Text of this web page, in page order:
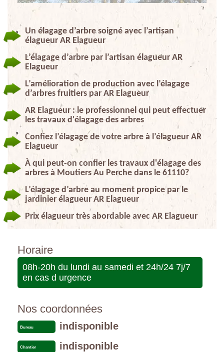
Un élagage d’arbre soigné avec l’artisan
élagueur AR Elagueur
L’élagage d’arbre par l’artisan élagueur AR
Elagueur
L’amélioration de production avec l’élagage
d’arbres fruitiers par AR Elagueur
AR Elagueur : le professionnel qui peut effectuer
les travaux d'élagage des arbres
Confiez l’élagage de votre arbre à l’élagueur AR
Elagueur
À qui peut-on confier les travaux d'élagage des
arbres à Moutiers Au Perche dans le 61110?
L’élagage d’arbre au moment propice par le
jardinier élagueur AR Elagueur
Prix élagueur très abordable avec AR Elagueur
Horaire
08h-20h du lundi au samedi et 24h/24 7j/7
en cas d urgence
Nos coordonnées
Bureau indisponible
Chantier indisponible